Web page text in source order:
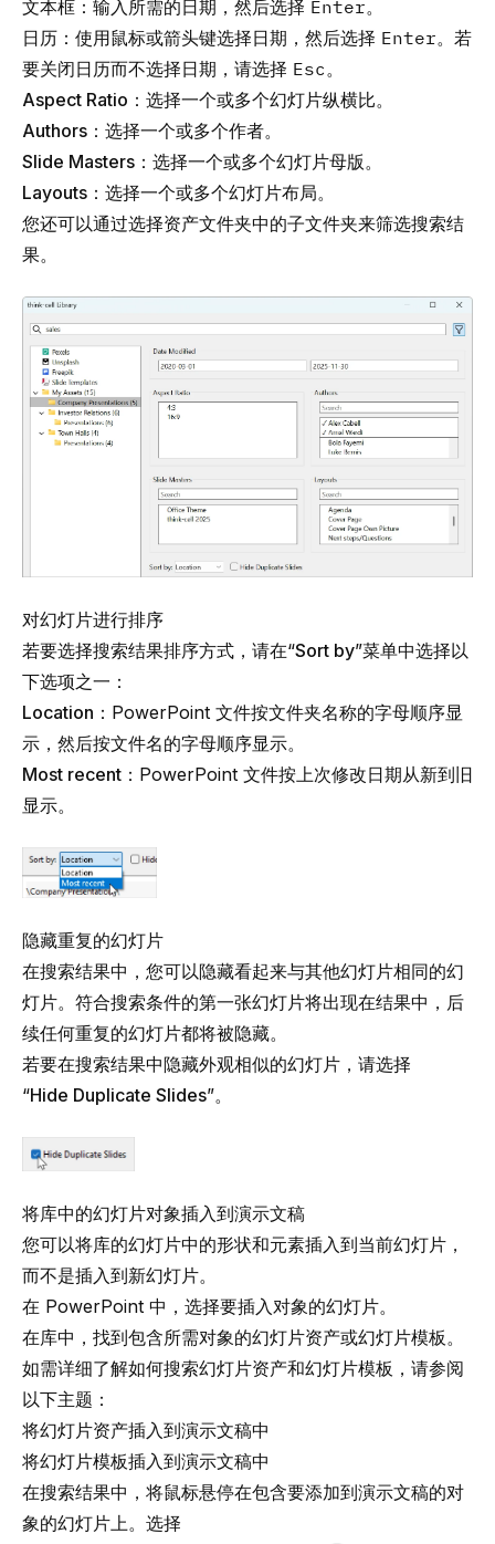
文本框：输入所需的日期，然后选择 Enter。
日历：使用鼠标或箭头键选择日期，然后选择 Enter。若
要关闭日历而不选择日期，请选择 Esc 。
Aspect Ratio ：选择一个或多个幻灯片纵横比。
Authors ：选择一个或多个作者。
Slide Masters ：选择一个或多个幻灯片母版。
Layouts ：选择一个或多个幻灯片布局。
您还可以通过选择资产文件夹中的子文件夹来筛选搜索结
果。
对幻灯片进行排序
若要选择搜索结果排序方式，请在“Sort by”菜单中选择以
下选项之一：
Location ：PowerPoint 文件按文件夹名称的字母顺序显
示，然后按文件名的字母顺序显示。
Most recent ：PowerPoint 文件按上次修改日期从新到旧
显示。
隐藏重复的幻灯片
在搜索结果中，您可以隐藏看起来与其他幻灯片相同的幻
灯片。符合搜索条件的第一张幻灯片将出现在结果中，后
续任何重复的幻灯片都将被隐藏。
若要在搜索结果中隐藏外观相似的幻灯片，请选择
“Hide Duplicate Slides”。
将库中的幻灯片对象插入到演示文稿
您可以将库的幻灯片中的形状和元素插入到当前幻灯片，
而不是插入到新幻灯片。
在 PowerPoint 中，选择要插入对象的幻灯片。
在库中，找到包含所需对象的幻灯片资产或幻灯片模板。
如需详细了解如何搜索幻灯片资产和幻灯片模板，请参阅
以下主题：
将幻灯片资产插入到演示文稿中
将幻灯片模板插入到演示文稿中
在搜索结果中，将鼠标悬停在包含要添加到演示文稿的对
象的幻灯片上。选择